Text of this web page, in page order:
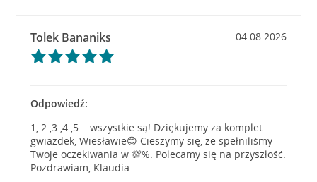
Tolek Bananiks 04.08.2026
Odpowiedź:
1, 2 ,3 ,4 ,5... wszystkie są! Dziękujemy za komplet
gwiazdek, Wiesławie😊 Cieszymy się, że spełniliśmy
Twoje oczekiwania w 💯%. Polecamy się na przyszłość.
Pozdrawiam, Klaudia